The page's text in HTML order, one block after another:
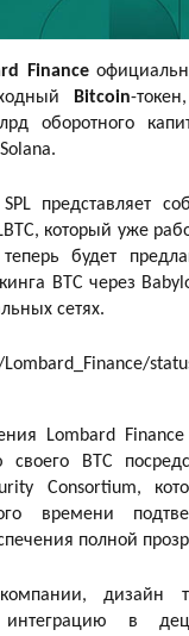
Finance
Bitcoin-
оборотного
представляет
который уже
будет
BTC через
сетях.
Lombard
своего BTC
Consortium,
времени
полной
дизайн
в